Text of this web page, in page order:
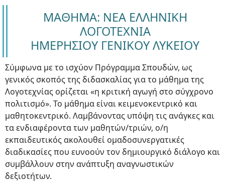
ΜΑΘΗΜΑ: ΝΕΑ ΕΛΛΗΝΙΚΗ
ΛΟΓΟΤΕΧΝΙΑ
ΗΜΕΡΗΣΙΟΥ ΓΕΝΙΚΟΥ ΛΥΚΕΙΟΥ
Σύμφωνα με το ισχύον Πρόγραμμα Σπουδών, ως
γενικός σκοπός της διδασκαλίας για το μάθημα της
Λογοτεχνίας ορίζεται «η κριτική αγωγή στο σύγχρονο
πολιτισμό». Το μάθημα είναι κειμενοκεντρικό και
μαθητοκεντρικό. Λαμβάνοντας υπόψη τις ανάγκες και
τα ενδιαφέροντα των μαθητών/τριών, ο/η
εκπαιδευτικός ακολουθεί ομαδοσυνεργατικές
διαδικασίες που ευνοούν τον δημιουργικό διάλογο και
συμβάλλουν στην ανάπτυξη αναγνωστικών
δεξιοτήτων.